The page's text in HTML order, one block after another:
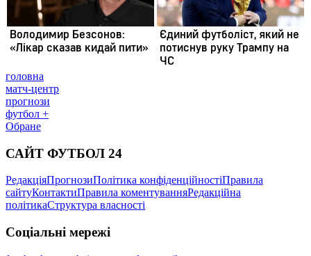
головна
матч-центр
прогнози
футбол +
Обране
САЙТ ФУТБОЛ 24
РедакціяПрогнозиПолітика конфіденційностіПравила
сайтуКонтактиПравила коментуванняРедакційна
політикаСтруктура власності
Соціальні мережі